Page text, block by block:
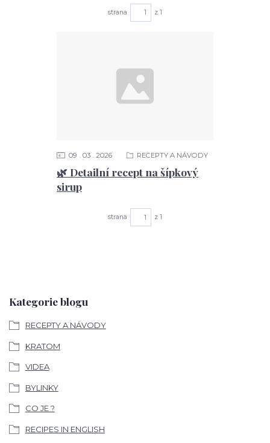
Kategorie blogu
RECEPTY A NÁVODY
KRATOM
VIDEA
BYLINKY
CO JE ?
RECIPES IN ENGLISH
strana z 1
🌿 Detailní recept na šípkový
sirup
09 03 2026 RECEPTY A NÁVODY
strana z 1